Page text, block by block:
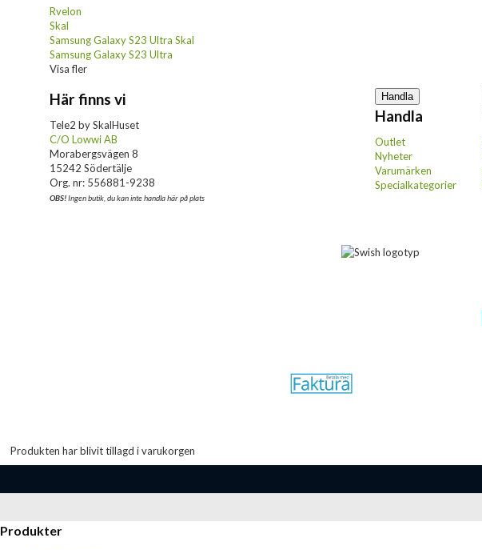
Rvelon
Skal
Samsung Galaxy S23 Ultra Skal
Samsung Galaxy S23 Ultra
Visa fler
Här finns vi
Tele2 by SkalHuset
C/O Lowwi AB
Morabergsvägen 8
15242 Södertälje
Org. nr: 556881-9238
OBS!Ingen butik, du kan inte handla här på plats
Handla
Handla
Outlet
Nyheter
Varumärken
Specialkategorier
Produkten har blivit tillagd i varukorgen
Produkter